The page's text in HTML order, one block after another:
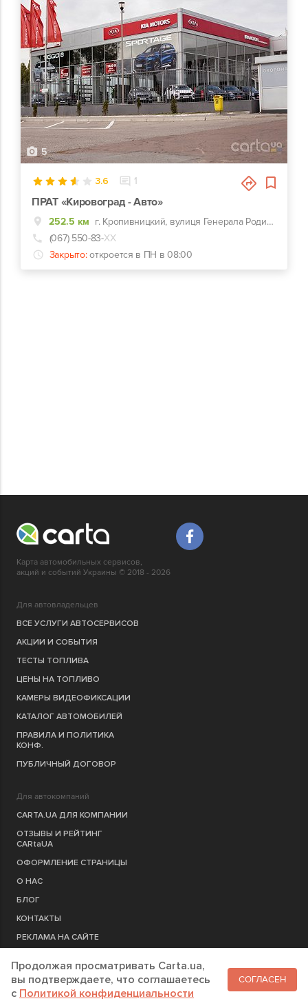
5
3.6 1
ПРАТ «Кировоград - Авто»
252.5 км
г. Кропивницкий, вулиця Генерала Родимцева, 123
(067) 550-83-ХХ
Закрыто: откроется в ПН в 08:00
Карта автомобильных сервисов,
акций и событий Украины © 2018 - 2026
Для автовладельцев
ВСЕ УСЛУГИ АВТОСЕРВИСОВ
АКЦИИ И СОБЫТИЯ
ТЕСТЫ ТОПЛИВА
ЦЕНЫ НА ТОПЛИВО
КАМЕРЫ ВИДЕОФИКСАЦИИ
КАТАЛОГ АВТОМОБИЛЕЙ
ПРАВИЛА И ПОЛИТИКА
КОНФ.
ПУБЛИЧНЫЙ ДОГОВОР
Для автокомпаний
CARTA.UA ДЛЯ КОМПАНИИ
ОТЗЫВЫ И РЕЙТИНГ
CARtaUA
ОФОРМЛЕНИЕ СТРАНИЦЫ
О НАС
БЛОГ
КОНТАКТЫ
РЕКЛАМА НА САЙТЕ
РЕГИСТРАЦИЯ КОМПАНИЮ
Продолжая просматривать Carta.ua,
вы подтверждаете, что соглашаетесь
c Политикой конфиденциальности
СОГЛАСЕН